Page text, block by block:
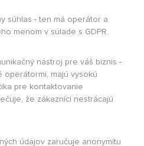
súhlas - ten má operátor a
menom v súlade s GDPR.
nástroj pre váš biznis -
operátormi, majú vysokú
pre kontaktovanie
že zákazníci nestrácajú
údajov zaručuje anonymitu